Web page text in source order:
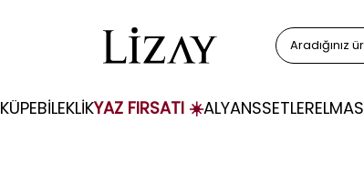
KÜPEBİLEKLİKYAZ FIRSATI ☀️ALYANSSETLERELMAS